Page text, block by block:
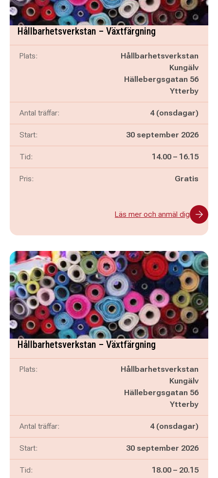
Hållbarhetsverkstan – Växtfärgning
Plats:
Hållbarhetsverkstan
Kungälv
Hällebergsgatan 56
Ytterby
Antal träffar: 4 (onsdagar)
Start: 30 september 2026
Tid: Pågår mellan
14.00 – och
16.15
Pris: Gratis
Läs mer och anmäl dig
Hållbarhetsverkstan – Växtfärgning
Plats:
Hållbarhetsverkstan
Kungälv
Hällebergsgatan 56
Ytterby
Antal träffar: 4 (onsdagar)
Start: 30 september 2026
Tid: Pågår mellan
18.00 – och
20.15